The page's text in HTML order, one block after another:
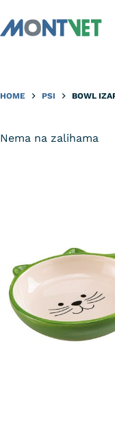
HOME PSI BOWL
Nema na zalihama